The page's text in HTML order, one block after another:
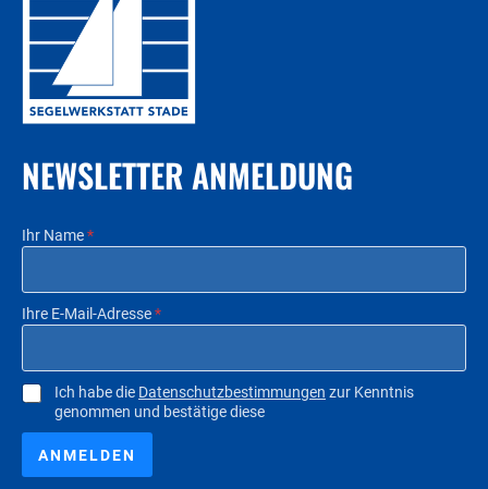
NEWSLETTER ANMELDUNG
Ihr Name*
Ihre E-Mail-Adresse*
C
e
k
Ich habe die Datenschutzbestimmungen zur Kenntnis
genommen und bestätige diese
ANMELDEN